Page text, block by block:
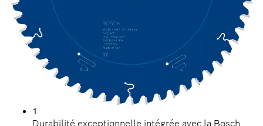
1
Durabilité exceptionnelle intégrée avec la Bosch